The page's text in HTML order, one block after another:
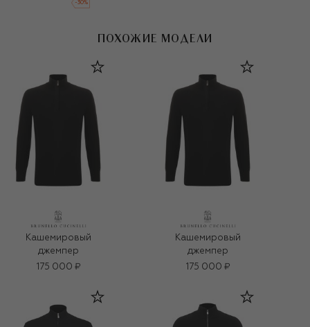
-30%
ПОХОЖИЕ МОДЕЛИ
Кашемировый
джемпер
175 000 ₽
Кашемировый
джемпер
175 000 ₽